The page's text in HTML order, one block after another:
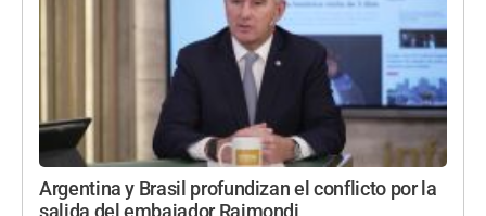
Argentina y Brasil profundizan el conflicto por la
salida del embajador Raimondi